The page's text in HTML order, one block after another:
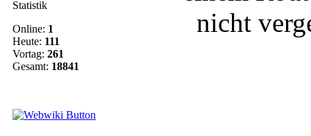
Statistik
Online: 1
Heute: 111
Vortag: 261
Gesamt: 18841
nicht